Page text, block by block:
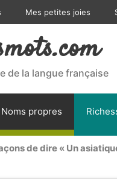
Mes petites joies
de la langue française
Noms propres
de dire « Un